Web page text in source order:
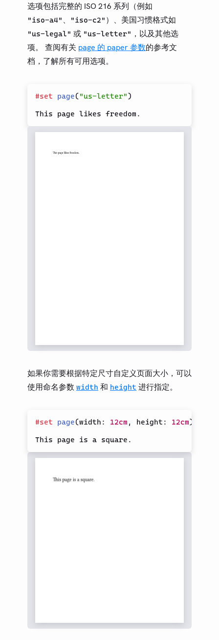
选项包括完整的 ISO 216 系列（例如
"iso-a4" 、 "iso-c2" ）、美国习惯格式如
"us-legal" 或 "us-letter" ，以及其他选
项。 查阅有关 page 的 paper 参数的参考文
档，了解所有可用选项。
#set page("us-letter")
如果你需要根据特定尺寸自定义页面大小，可以
使用命名参数 width 和 height 进行指定。
#set page(width : 12cm , height : 12cm)